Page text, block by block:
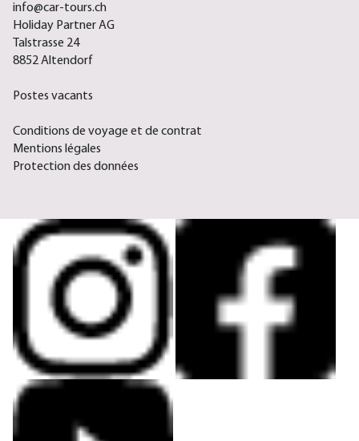
info@car-tours.ch
Holiday Partner AG
Talstrasse 24
8852 Altendorf
Postes vacants
Conditions de voyage et de contrat
Mentions légales
Protection des données